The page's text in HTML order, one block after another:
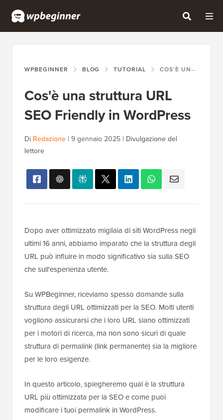
WPBEGINNER BLOG TUTORIAL COS'È UNA STRUTTURA URL SEO FRIENDLY IN WORDPRESS
Cos'è una struttura URL
SEO Friendly in WordPress
Di Redazione | 9 gennaio 2025 | Divulgazione del
lettore
Dopo aver ottimizzato migliaia di siti WordPress negli
ultimi 16 anni, abbiamo imparato che la struttura degli
URL può influire in modo significativo sia sulla SEO
che sull'esperienza utente.
Su WPBeginner, riceviamo spesso domande sulla
struttura degli URL ottimizzati per la SEO. Molti utenti
vogliono assicurarsi che i loro URL siano ottimizzati
per i motori di ricerca, ma non sono sicuri di quale
struttura di permalink (link permanente) sia la migliore
per le loro esigenze.
In questo articolo, spiegheremo qual è la struttura
URL più ottimizzata per la SEO e come puoi
modificare i tuoi permalink in WordPress.